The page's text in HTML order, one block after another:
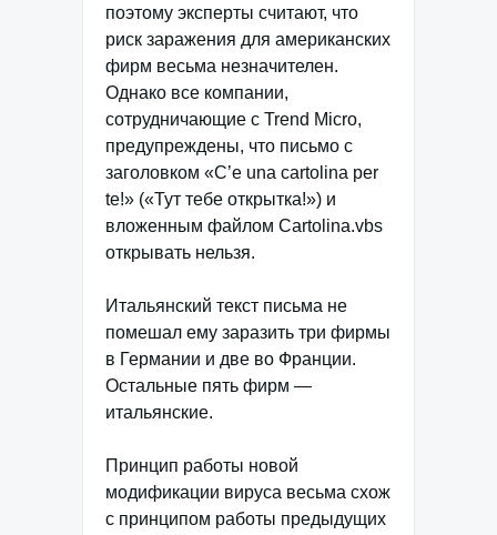
поэтому эксперты считают, что
риск заражения для американских
фирм весьма незначителен.
Однако все компании,
сотрудничающие с Trend Micro,
предупреждены, что письмо с
заголовком «C’e una cartolina per
te!» («Тут тебе открытка!») и
вложенным файлом Cartolina.vbs
открывать нельзя.
Итальянский текст письма не
помешал ему заразить три фирмы
в Германии и две во Франции.
Остальные пять фирм —
итальянские.
Принцип работы новой
модификации вируса весьма схож
с принципом работы предыдущих